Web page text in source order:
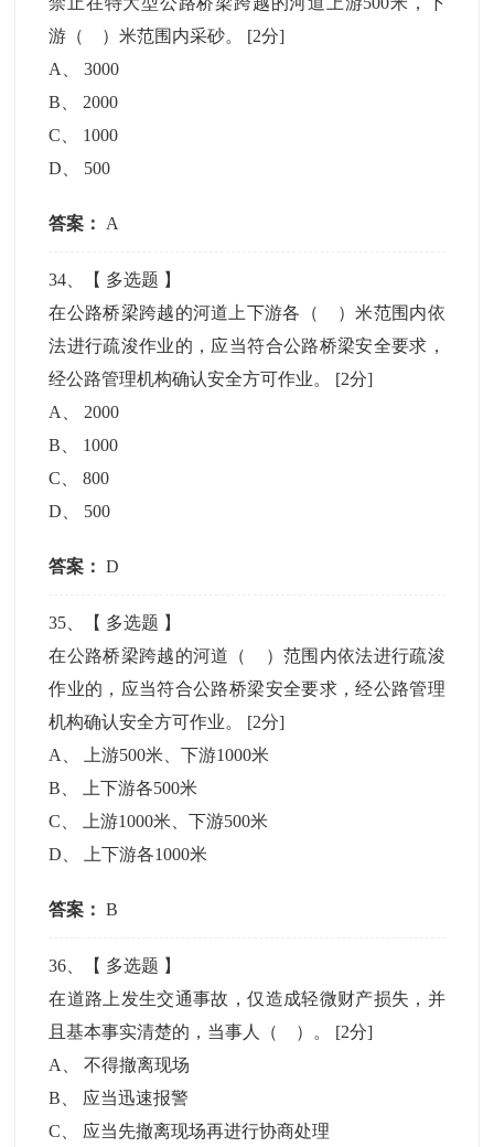
游（ ）米范围内采砂。 [2分]
A
、3000
B
2000
C
1000
D
500
答案： A
34 、【 多选题 】
在公路桥梁跨越的河道上下游各（ ）米范围内依
法进行疏浚作业的，应当符合公路桥梁安全要求，
经公路管理机构确认安全方可作业。 [2分]
A
2000
B
1000
C 、800
D
500
答案： D
35 、【 多选题 】
在公路桥梁跨越的河道（ ）范围内依法进行疏浚
作业的，应当符合公路桥梁安全要求，经公路管理
机构确认安全方可作业。 [2分]
A
上游500米、下游1000米
B
上下游各500米
C
上游1000米、下游500米
D
上下游各1000米
答案： B
36 、【 多选题 】
在道路上发生交通事故，仅造成轻微财产损失，并
且基本事实清楚的，当事人（ ）。 [2分]
A
、不得撤离现场
B
应当迅速报警
C
应当先撤离现场再进行协商处理